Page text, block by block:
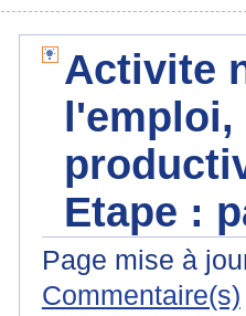
Activite
Etape :
Page mise à
Commentaire(s)